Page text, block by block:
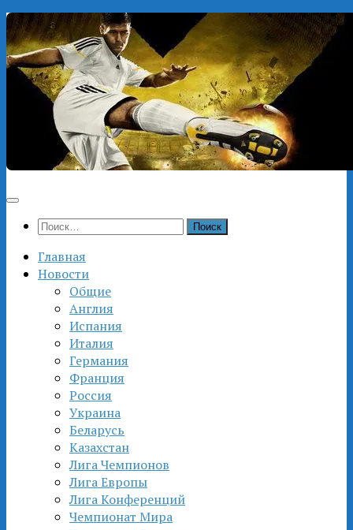
Перейти
к
содержимому
Найти:
Главная
Новости
Общие
Англия
Испания
Италия
Германия
Франция
Россия
Украина
Беларусь
Казахстан
Лига Чемпионов
Лига Европы
Лига Конференций
Чемпионат Мира